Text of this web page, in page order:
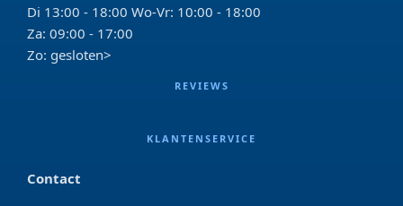
Di 13:00 - 18:00 Wo-Vr: 10:00 - 18:00
Za: 09:00 - 17:00
Zo: gesloten>
REVIEWS
KLANTENSERVICE
Contact